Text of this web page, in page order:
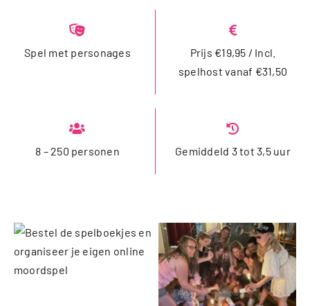
Spel met personages
Prijs €19,95 / Incl.
spelhost vanaf €31,50
8 – 250 personen Gemiddeld 3 tot 3,5 uur